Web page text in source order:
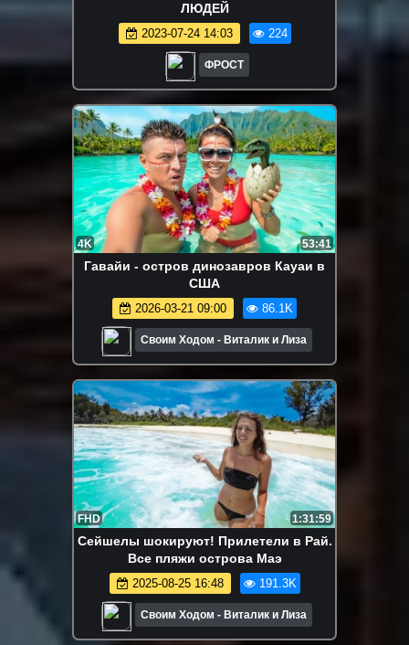
ЛЮДЕЙ
2023-07-24 14:03 224
ФРОСТ
4K 53:41
Гавайи - остров динозавров Кауаи в
США
2026-03-21 09:00 86.1K
Своим Ходом - Виталик и Лиза
FHD 1:31:59
Сейшелы шокируют! Прилетели в Рай.
Все пляжи острова Маэ
2025-08-25 16:48 191.3K
Своим Ходом - Виталик и Лиза